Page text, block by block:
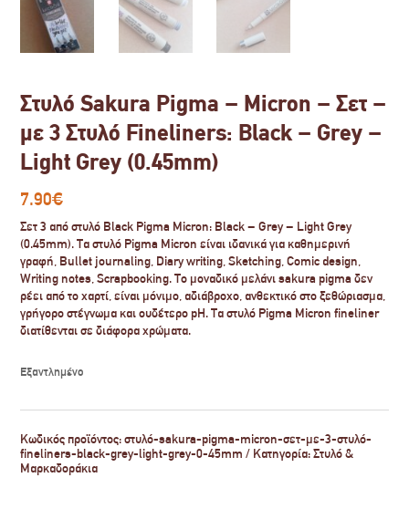
Στυλό Sakura Pigma – Micron – Σετ –
με 3 Στυλό Fineliners: Black – Grey –
Light Grey (0.45mm)
7.90€
Σετ 3 από στυλό Black Pigma Micron: Black – Grey – Light Grey
(0.45mm). Τα στυλό Pigma Micron είναι ιδανικά για καθημερινή
γραφή, Bullet journaling, Diary writing, Sketching, Comic design,
Writing notes, Scrapbooking. Το μοναδικό μελάνι sakura pigma δεν
ρέει από το χαρτί, είναι μόνιμο, αδιάβροχο, ανθεκτικό στο ξεθώριασμα,
γρήγορο στέγνωμα και ουδέτερο pH. Τα στυλό Pigma Micron fineliner
διατίθενται σε διάφορα χρώματα.
Εξαντλημένο
Κωδικός προϊόντος:στυλό-sakura-pigma-micron-σετ-με-3-στυλό-
fineliners-black-grey-light-grey-0-45mm
Κατηγορία:Στυλό &
Μαρκαδοράκια